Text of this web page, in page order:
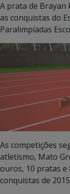
A prata de Brayan
as conquistas do
Paralimpíadas
As competições
atletismo, Mato
ouros, 10 pratas e
conquistas de